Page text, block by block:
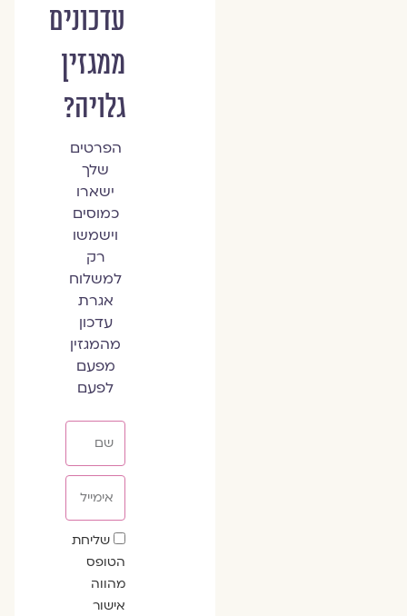
עדכונים
ממגזין
גלויה?
הפרטים
שלך
ישארו
כמוסים
וישמשו
רק
למשלוח
אגרת
עדכון
מהמגזין
מפעם
לפעם
שדה
הסכמה
שליחת
הטופס
מהווה
אישור